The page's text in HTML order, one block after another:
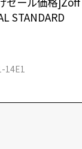
STANDARD
14E1